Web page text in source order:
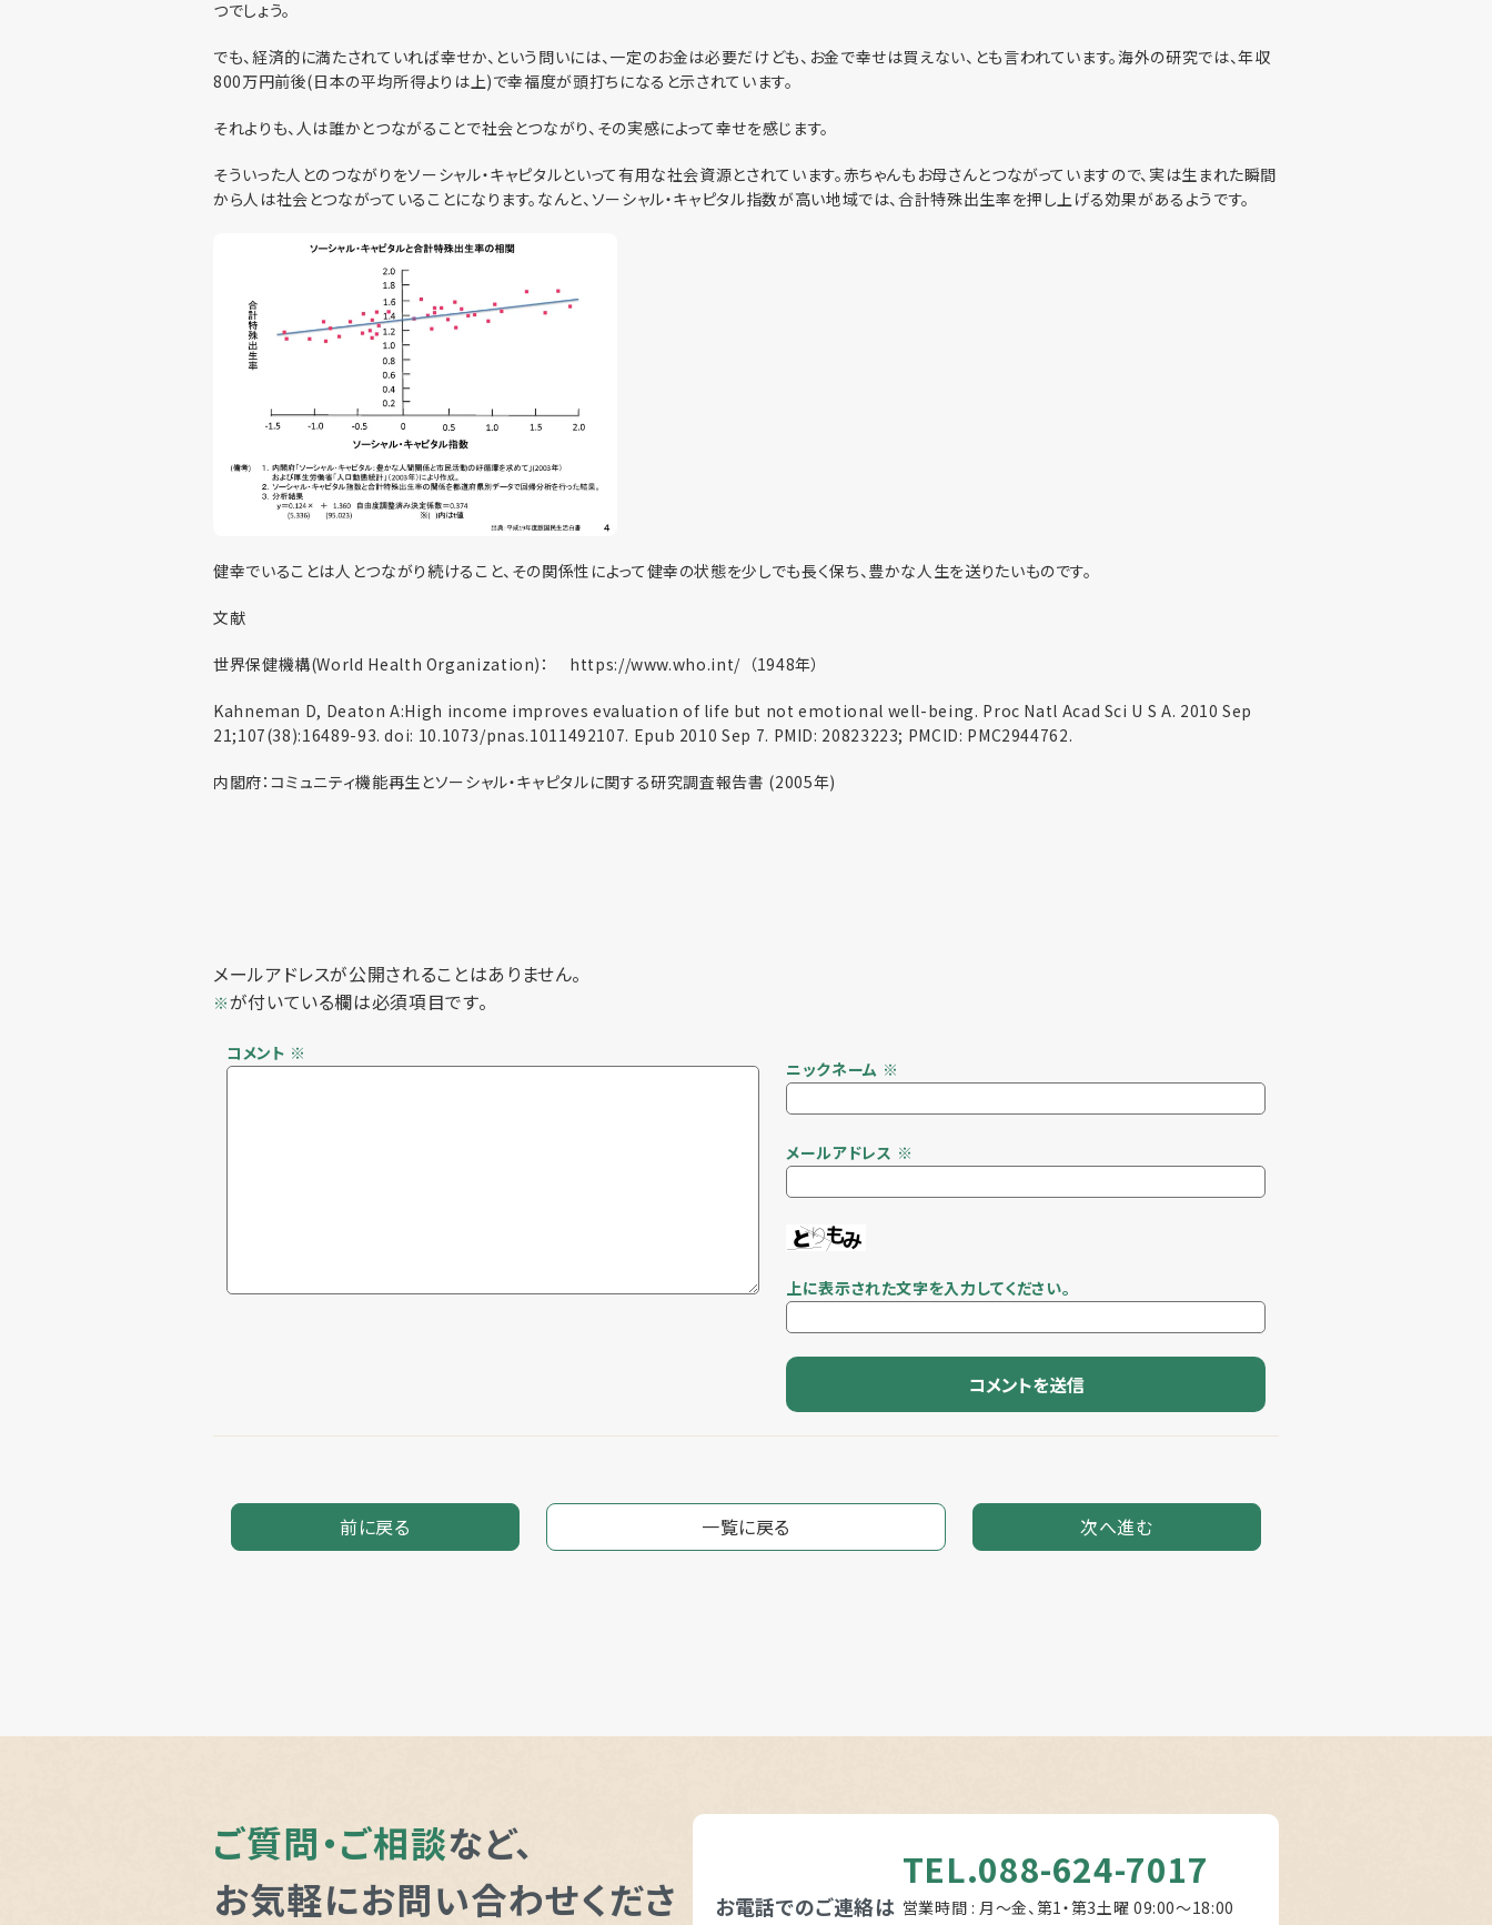
つでしょう。
でも、経済的に満たされていれば幸せか、という問いには、一定のお金は必要だけども、お金で幸せは買えない、とも言われています。海外の研究では、年収
800万円前後(日本の平均所得よりは上)で幸福度が頭打ちになると示されています。
それよりも、人は誰かとつながることで社会とつながり、その実感によって幸せを感じます。
そういった人とのつながりをソーシャル・キャピタルといって有用な社会資源とされています。赤ちゃんもお母さんとつながっていますので、実は生まれた瞬間
から人は社会とつながっていることになります。なんと、ソーシャル・キャピタル指数が高い地域では、合計特殊出生率を押し上げる効果があるようです。
健幸でいることは人とつながり続けること、その関係性によって健幸の状態を少しでも長く保ち、豊かな人生を送りたいものです。
文献
世界保健機構(World Health Organization)： https://www.who.int/ （1948年）
Kahneman D, Deaton A:High income improves evaluation of life but not emotional well-being. Proc Natl Acad Sci U S A. 2010 Sep
21;107(38):16489-93. doi: 10.1073/pnas.1011492107. Epub 2010 Sep 7. PMID: 20823223; PMCID: PMC2944762.
内閣府：コミュニティ機能再生とソーシャル・キャピタルに関する研究調査報告書 (2005年)
メールアドレスが公開されることはありません。
※が付いている欄は必須項目です。
コメント ※
ニックネーム ※
メールアドレス ※
上に表示された文字を入力してください。
前に戻る 一覧に戻る 次へ進む
ご質問・ご相談など、
お気軽にお問い合わせくださ
お電話でのご連絡は
TEL.088-624-7017
営業時間 : 月～金、第1・第3土曜 09:00〜18:00